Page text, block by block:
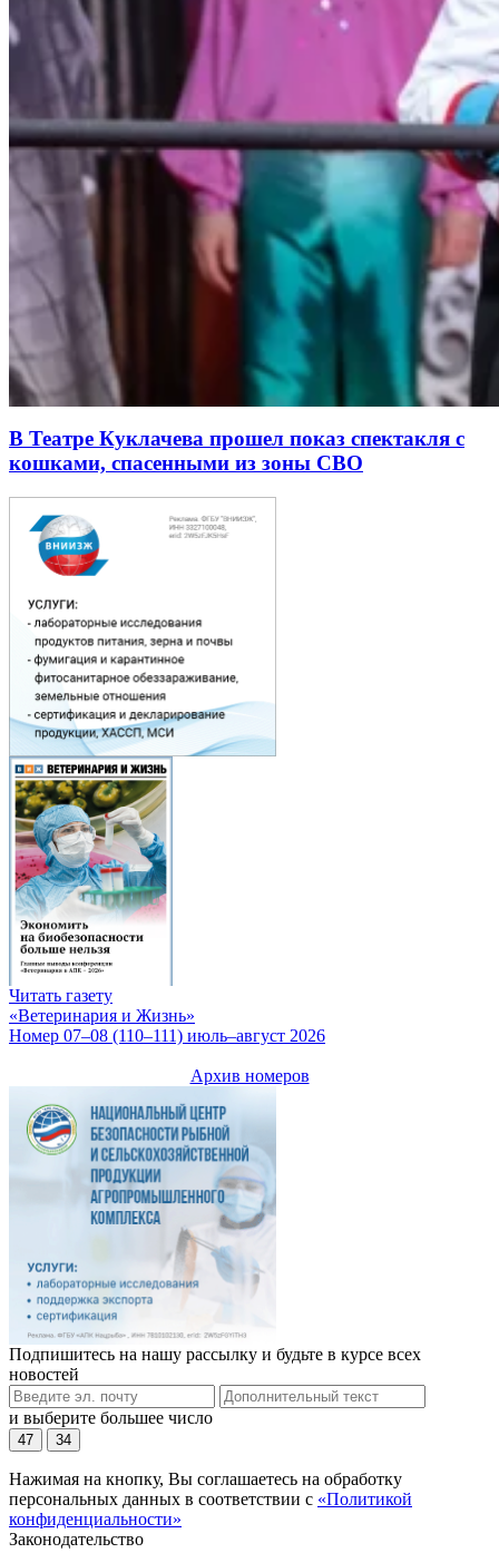
В Театре Куклачева прошел показ спектакля с
кошками, спасенными из зоны СВО
Читать газету
«Ветеринария и Жизнь»
Номер 07–08 (110–111) июль–август 2026
Архив номеров
Подпишитесь на нашу рассылку и будьте в курсе всех
новостей
и выберите большее число
47 34
Нажимая на кнопку, Вы соглашаетесь на обработку
персональных данных в соответствии с «Политикой
конфиденциальности»
Законодательство